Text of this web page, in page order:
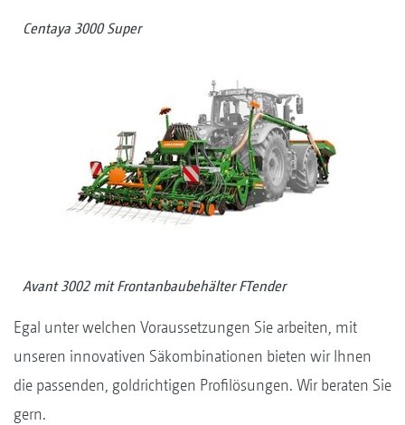
Centaya 3000 Super
Avant 3002 mit Frontanbaubehälter FTender
Egal unter welchen Voraussetzungen Sie arbeiten, mit
unseren innovativen Säkombinationen bieten wir Ihnen
die passenden, goldrichtigen Profilösungen. Wir beraten Sie
gern.